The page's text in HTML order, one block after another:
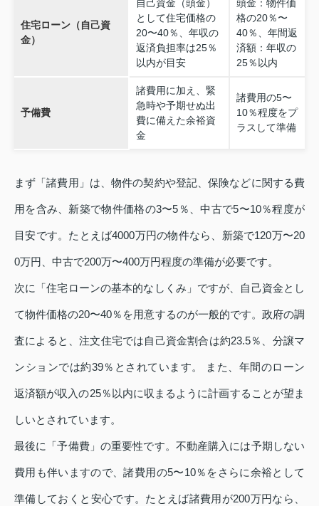
住宅ローン（自己資
金）
自己資金（頭金）
として住宅価格の
20〜40％、年収の
返済負担率は25％
以内が目安
頭金：物件価
格の20％〜
40％、年間返
済額：年収の
25％以内
予備費
諸費用に加え、緊
急時や予期せぬ出
費に備えた余裕資
金
諸費用の5〜
10％程度をプ
ラスして準備
まず「諸費用」は、物件の契約や登記、保険などに関する費
用を含み、新築で物件価格の3〜5％、中古で5〜10％程度が
目安です。たとえば4000万円の物件なら、新築で120万〜20
0万円、中古で200万〜400万円程度の準備が必要です。
次に「住宅ローンの基本的なしくみ」ですが、自己資金とし
て物件価格の20〜40％を用意するのが一般的です。政府の調
査によると、注文住宅では自己資金割合は約23.5％、分譲マ
ンションでは約39％とされています。 また、年間のローン
返済額が収入の25％以内に収まるように計画することが望ま
しいとされています。
最後に「予備費」の重要性です。不動産購入には予期しない
費用も伴いますので、諸費用の5〜10％をさらに余裕として
準備しておくと安心です。たとえば諸費用が200万円なら、